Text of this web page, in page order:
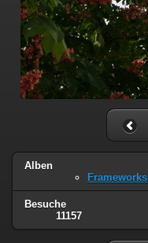
Alben
Frameworks
Besuche
11157